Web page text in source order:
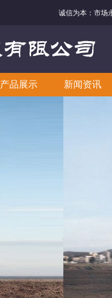
诚信为本：市场永
产品展示 新闻资讯